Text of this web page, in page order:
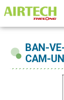
BAN-
CAM-